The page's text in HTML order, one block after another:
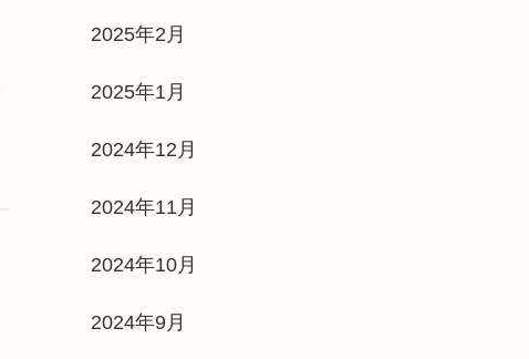
2025年2月
2025年1月
2024年12月
2024年11月
2024年10月
2024年9月